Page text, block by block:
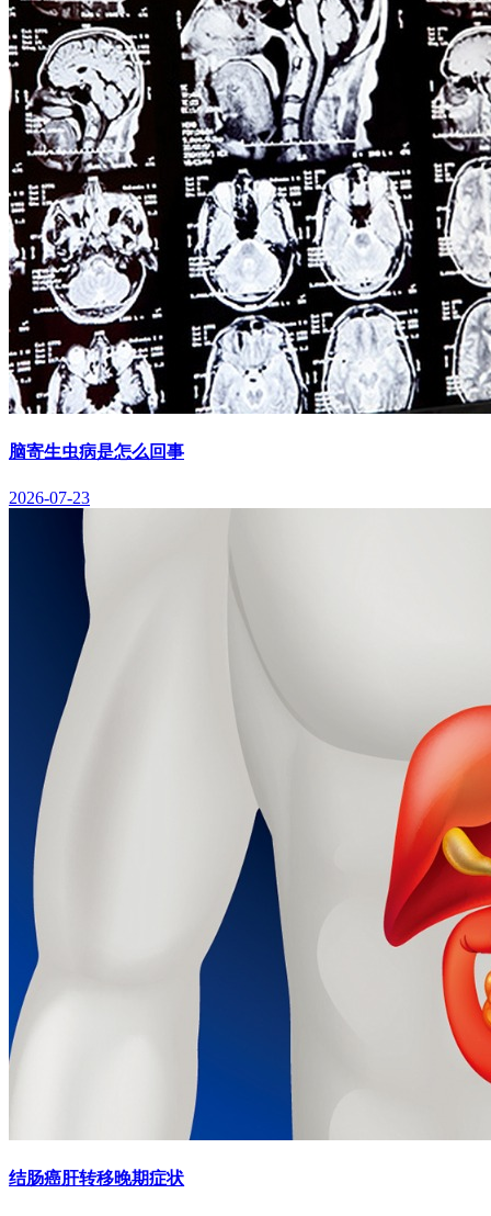
脑寄生虫病是怎么回事
2026-07-23
结肠癌肝转移晚期症状